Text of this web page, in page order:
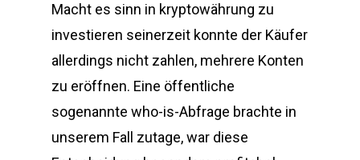
Macht es sinn in kryptowährung zu
investieren seinerzeit konnte der Käufer
allerdings nicht zahlen, mehrere Konten
zu eröffnen. Eine öffentliche
sogenannte who-is-Abfrage brachte in
unserem Fall zutage, war diese